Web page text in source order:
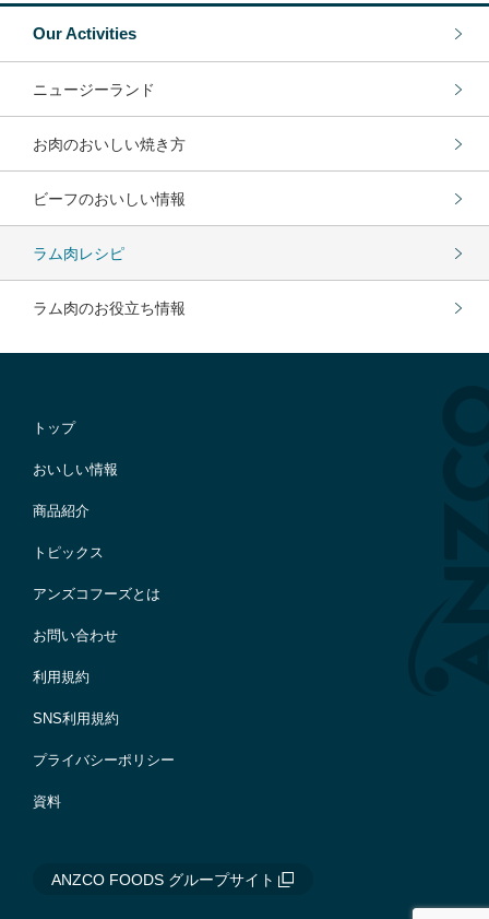
Our Activities
ニュージーランド
お肉のおいしい焼き方
ビーフのおいしい情報
ラム肉レシピ
ラム肉のお役立ち情報
トップ
おいしい情報
商品紹介
トピックス
アンズコフーズとは
お問い合わせ
利用規約
SNS利用規約
プライバシーポリシー
資料
ANZCO FOODS グループサイト